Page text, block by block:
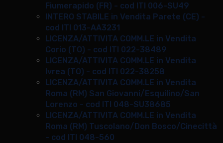
Fiumerapido (FR) - cod ITI 006-SU49
INTERO STABILE in Vendita Parete (CE) -
cod ITI 013-AA3231
LICENZA/ATTIVITA COMM.LE in Vendita
Corio (TO) - cod ITI 022-38489
LICENZA/ATTIVITA COMM.LE in Vendita
Ivrea (TO) - cod ITI 022-38258
LICENZA/ATTIVITA COMM.LE in Vendita
Roma (RM) San Giovanni/Esquilino/San
Lorenzo - cod ITI 048-SU38685
LICENZA/ATTIVITA COMM.LE in Vendita
Roma (RM) Tuscolano/Don Bosco/Cinecittà
- cod ITI 048-560